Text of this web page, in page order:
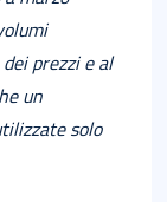
prezzi e al
un
solo